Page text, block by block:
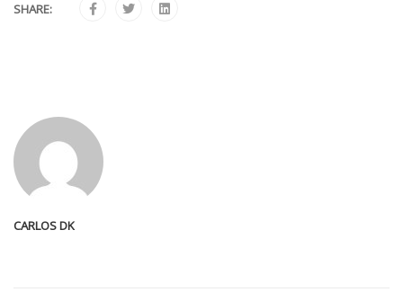
SHARE:
CARLOS DK